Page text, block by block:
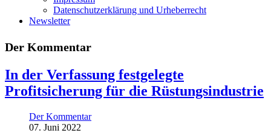
Datenschutzerklärung und Urheberrecht
Newsletter
Der Kommentar
In der Verfassung festgelegte
Profitsicherung für die Rüstungsindustrie
Der Kommentar
07. Juni 2022